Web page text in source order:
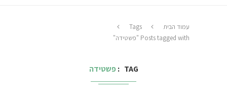
עמוד הבית
Tags
Posts tagged with "פשטידה"
TAG פשטידה